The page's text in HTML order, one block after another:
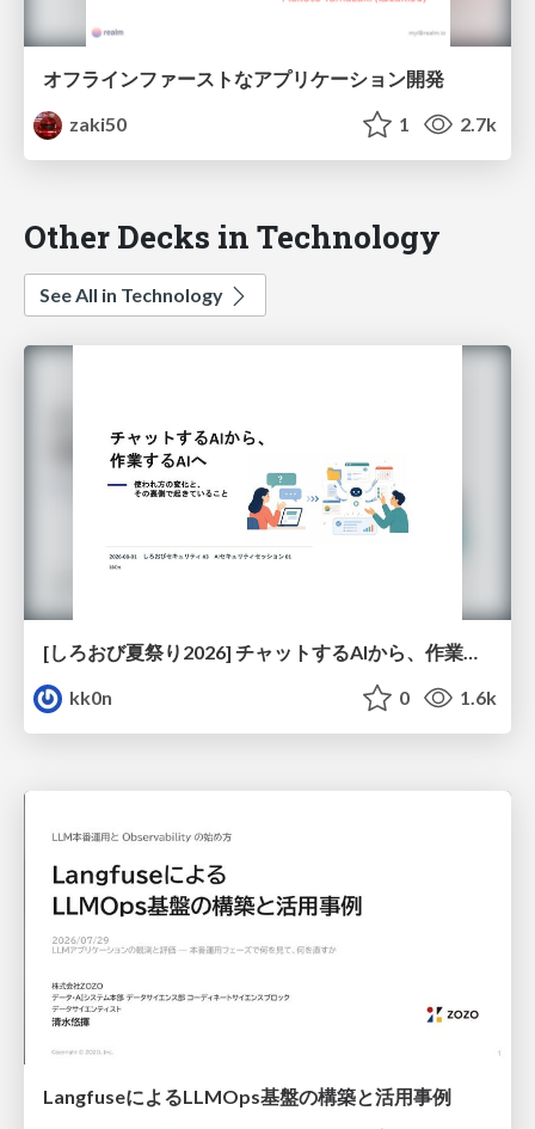
オフラインファーストなアプリケーション開発
zaki50
1 2.7k
Other Decks in Technology
See All in Technology
kk0n
0 1.6k
LangfuseによるLLMOps基盤の構築と活用事例